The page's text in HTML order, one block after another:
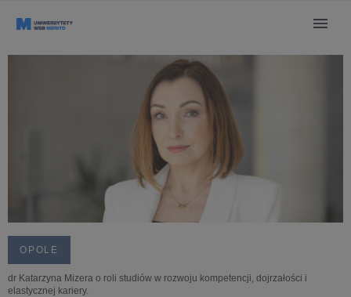
OPOLE
dr Katarzyna Mizera o roli studiów w rozwoju kompetencji, dojrzałości i
elastycznej kariery.